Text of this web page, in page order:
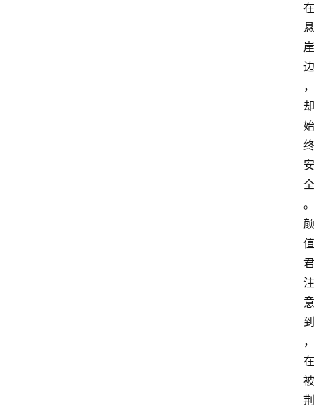
在
悬
崖
边
，
却
始
终
安
全
。
颜
值
君
注
意
到
，
在
被
荆